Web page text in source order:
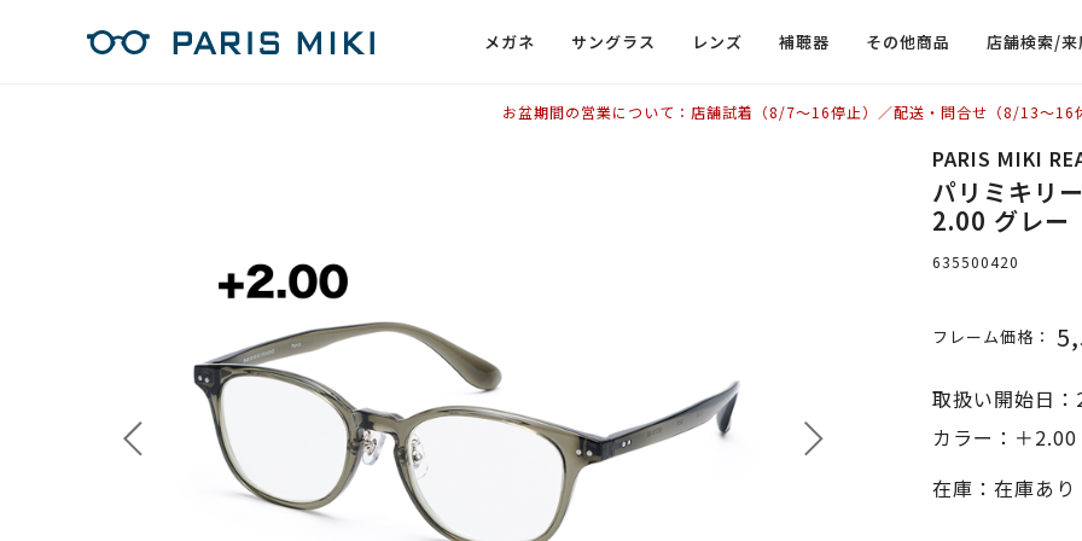
メガネ サングラス レンズ 補聴器 その他商品 店舗検索/
お盆期間の営業について：店舗試着（8/7〜16停止）／配送・問合せ（8/13〜16
PARIS MIKI
パリミキリ
2.00 グレー
635500420
フレーム価格：
取扱い開始日
カラー：＋
在庫：在庫あり